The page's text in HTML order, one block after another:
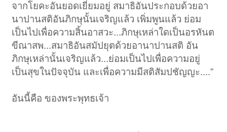
จากโยคะอันยอดเยี่ยมอยู่ สมาธิอันประกอบด้วยอา
นาปานสติอันภิกษุนั้นเจริญแล้ว เพิ่มพูนแล้ว ย่อม
เป็นไปเพื่อความสิ้นอาสวะ...ภิกษุเหล่าใดเป็นอรหันต
ขีณาสพ...สมาธิอันสมัปยุตด้วยอานาปานสติ อัน
ภิกษุเหล่านั้นเจริญแล้ว...ย่อมเป็นไปเพื่อความอยู่
เป็นสุขในปัจจุบัน และเพื่อความมีสติสัมปชัญญะ....”
อันนี้คือ ของพระพุทธเจ้า